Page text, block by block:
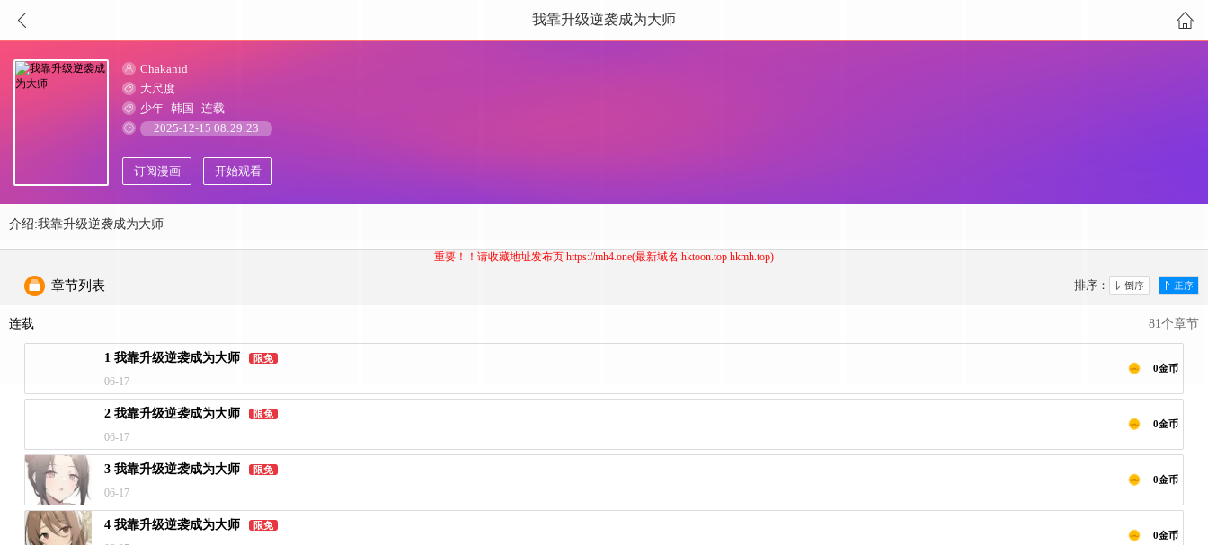
我靠升级逆袭成为大师
Chakanid
大尺度
少年 韩国
连载
2025-12-15 08:29:23
订阅漫画 开始观看
介绍:我靠升级逆袭成为大师
重要！！请收藏地址发布页 https://mh4.one(最新域名:hktoon.top hkmh.top)
排序：
章节列表
连载 81个章节
1 我靠升级逆袭成为大师 限免
06-17
0金币
2 我靠升级逆袭成为大师 限免
06-17
0金币
3 我靠升级逆袭成为大师 限免
06-17
0金币
4 我靠升级逆袭成为大师 限免
0金币